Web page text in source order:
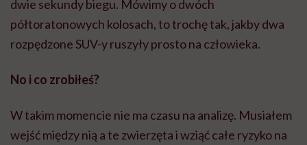
dwie sekundy biegu. Mówimy o dwóch
półtoratonowych kolosach, to trochę tak, jakby dwa
rozpędzone SUV-y ruszyły prosto na człowieka.
No i co zrobiłeś?
W takim momencie nie ma czasu na analizę. Musiałem
wejść między nią a te zwierzęta i wziąć całe ryzyko na